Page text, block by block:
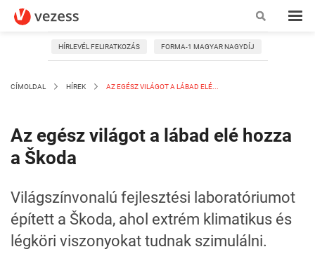
HÍRLEVÉL FELIRATKOZÁS FORMA-1 MAGYAR NAGYDÍJ
CÍMOLDAL HÍREK AZ EGÉSZ VILÁGOT A LÁBAD ELÉ...
Az egész világot a lábad elé hozza
a Škoda
Világszínvonalú fejlesztési laboratóriumot
épített a Škoda, ahol extrém klimatikus és
légköri viszonyokat tudnak szimulálni.